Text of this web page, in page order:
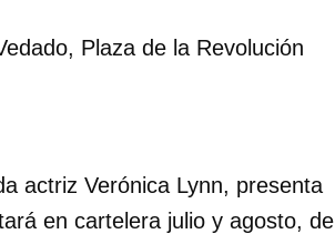
Plaza de la Revolución
actriz Verónica Lynn, presenta
en cartelera julio y agosto, de